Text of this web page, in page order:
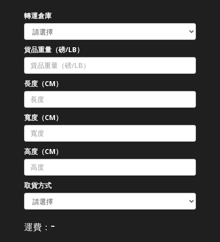
轉運倉庫
貨品重量（磅/LB）
長度（CM）
寬度（CM）
高度（CM）
取貨方式
運費： -